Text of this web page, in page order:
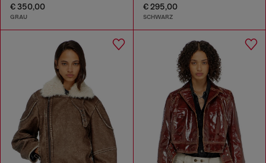
€ 350,00
GRAU
€ 295,00
SCHWARZ